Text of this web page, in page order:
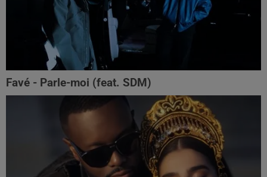
Favé - Parle-moi (feat. SDM)